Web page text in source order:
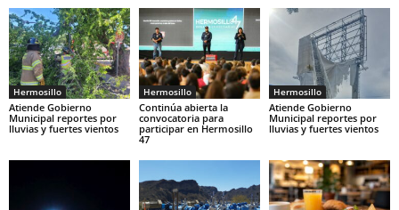
Hermosillo
Atiende Gobierno
Municipal reportes por
lluvias y fuertes vientos
Hermosillo
Continúa abierta la
convocatoria para
participar en Hermosillo
47
Hermosillo
Atiende Gobierno
Municipal reportes por
lluvias y fuertes vientos